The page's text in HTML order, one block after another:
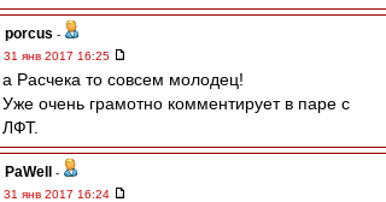
porcus -
31 янв 2017 16:25
а Расчека то совсем молодец!
Уже очень грамотно комментирует в паре с
ЛФТ.
PaWell
-
31 янв 2017 16:24